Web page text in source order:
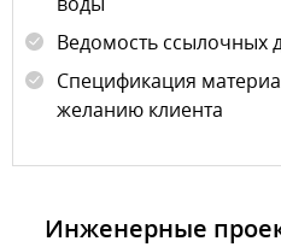
Ведомость ссылочных
Спецификация
желанию клиента
Инженерные